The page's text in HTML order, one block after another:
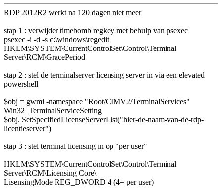
RDP 2012R2 werkt na 120 dagen niet meer
stap 1 : verwijder timebomb regkey met behulp van psexec
psexec -i -d -s c:\windows\regedit
HKLM\SYSTEM\CurrentControlSet\Control\Terminal
Server\RCM\GracePeriod
stap 2 : stel de terminalserver licensing server in via een elevated
powershell
$obj = gwmi -namespace "Root/CIMV2/TerminalServices"
Win32_TerminalServiceSetting
$obj. SetSpecifiedLicenseServerList("hier-de-naam-van-de-rdp-
licentieserver")
stap 3 : stel terminal licensing in op "per user"
HKLM\SYSTEM\CurrentControlSet\Control\Terminal
Server\RCM\Licensing Core\
LisensingMode REG_DWORD 4 (4= per user)